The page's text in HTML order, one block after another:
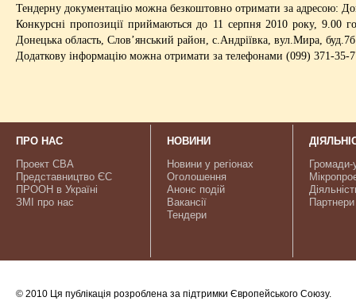
Тендерну документацію можна безкоштовно отримати за адресою:
Конкурсні пропозиції приймаються до 11 серпня 2010 року, 9.00
Донецька область, Слов’янський район, с.Андріївка, вул.Мира,
Додаткову інформацію можна отримати за телефонами (099) 371-35-
ПРО НАС
Проект CBA
Представництво ЄС
ПРООН в Україні
ЗМІ про нас
НОВИНИ
Новини у регіонах
Оголошення
Анонс подій
Вакансії
Тендери
Громади-
Партнери
© 2010 Ця публікація розроблена за підтримки Європейського Союзу.